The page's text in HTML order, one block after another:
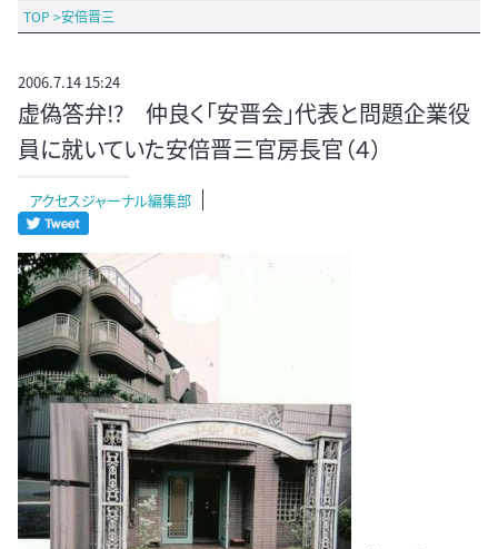
TOP >安倍晋三
2006.7.14 15:24
虚偽答弁!? 仲良く「安晋会」代表と問題企業役
員に就いていた安倍晋三官房長官（４）
アクセスジャーナル編集部